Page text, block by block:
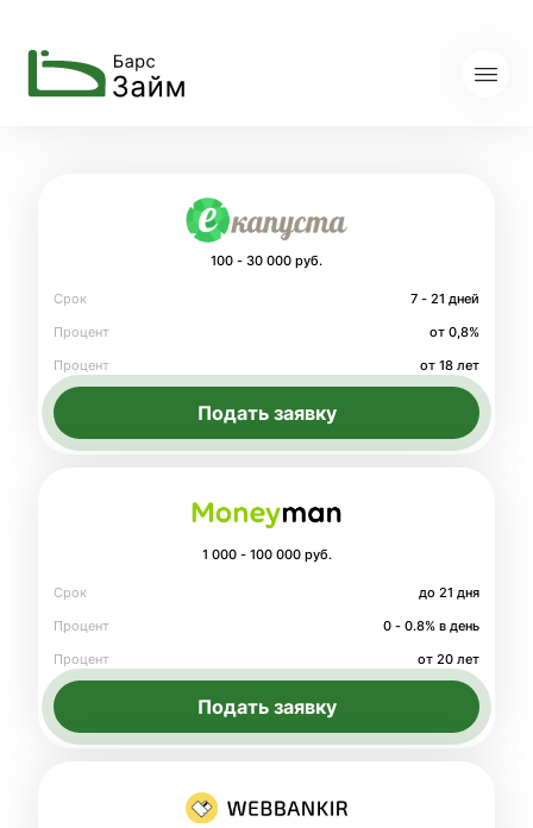
100 - 30 000 руб.
Срок
7 - 21 дней
Процент
от 0,8%
Процент
от 18 лет
Подать заявку
1 000 - 100 000 руб.
Срок
до 21 дня
Процент
0 - 0.8% в день
Процент
от 20 лет
Подать заявку